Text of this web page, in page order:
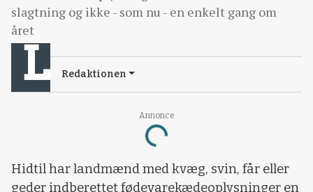
Annonce
Loading...
slagtning og ikke - som nu - en enkelt gang om
året
Redaktionen
Hidtil har landmænd med kvæg, svin, får eller
geder indberettet fødevarekædeoplysninger en